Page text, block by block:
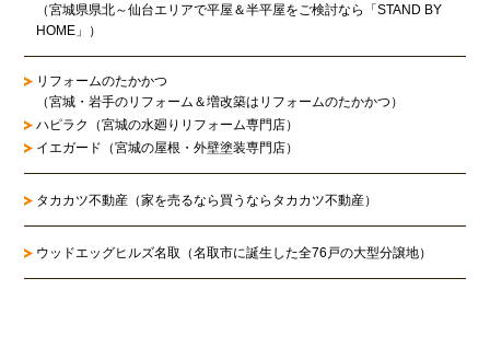
（宮城県県北～仙台エリアで平屋＆半平屋をご検討なら「STAND BY
HOME」）
リフォームのたかかつ
（宮城・岩手のリフォーム＆増改築はリフォームのたかかつ）
ハピラク（宮城の水廻りリフォーム専門店）
イエガード（宮城の屋根・外壁塗装専門店）
タカカツ不動産（家を売るなら買うならタカカツ不動産）
ウッドエッグヒルズ名取（名取市に誕生した全76戸の大型分譲地）